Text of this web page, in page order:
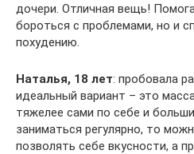
дочери. Отличная вещь!
бороться с проблемами, но и
похудению.
Наталья, 18 лет: пробовала
идеальный вариант – это
тяжелее сами по себе и
заниматься регулярно, то
позволять себе вкусности, а